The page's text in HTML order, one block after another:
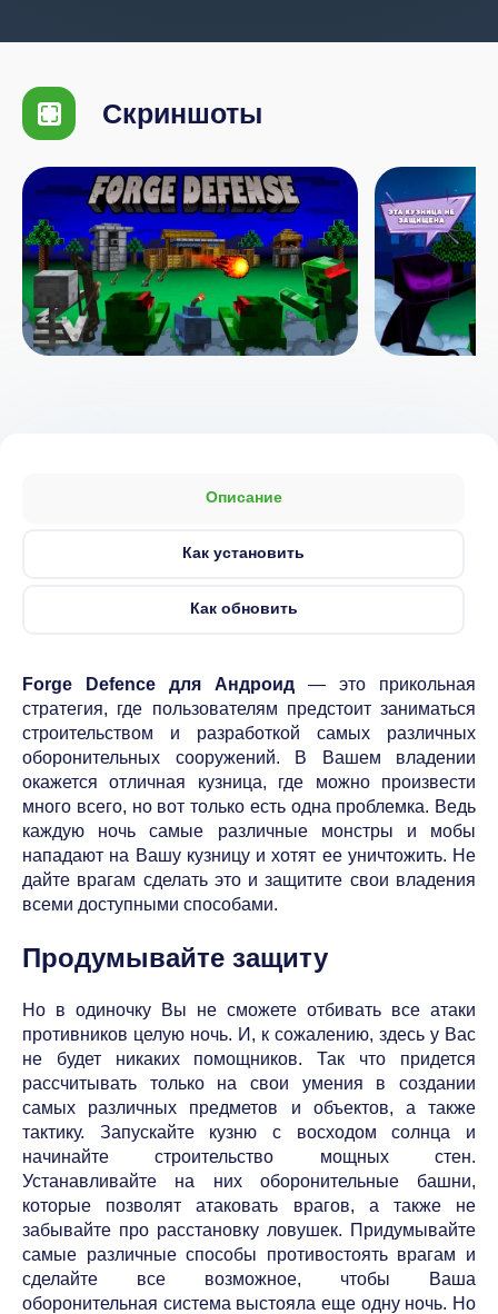
Скриншоты
Описание
Как установить
Как обновить
Forge Defence для Андроид — это прикольная
стратегия, где пользователям предстоит заниматься
строительством и разработкой самых различных
оборонительных сооружений. В Вашем владении
окажется отличная кузница, где можно произвести
много всего, но вот только есть одна проблемка. Ведь
каждую ночь самые различные монстры и мобы
нападают на Вашу кузницу и хотят ее уничтожить. Не
дайте врагам сделать это и защитите свои владения
всеми доступными способами.
Продумывайте защиту
Но в одиночку Вы не сможете отбивать все атаки
противников целую ночь. И, к сожалению, здесь у Вас
не будет никаких помощников. Так что придется
рассчитывать только на свои умения в создании
самых различных предметов и объектов, а также
тактику. Запускайте кузню с восходом солнца и
начинайте строительство мощных стен.
Устанавливайте на них оборонительные башни,
которые позволят атаковать врагов, а также не
забывайте про расстановку ловушек. Придумывайте
самые различные способы противостоять врагам и
сделайте все возможное, чтобы Ваша
оборонительная система выстояла еще одну ночь. Но